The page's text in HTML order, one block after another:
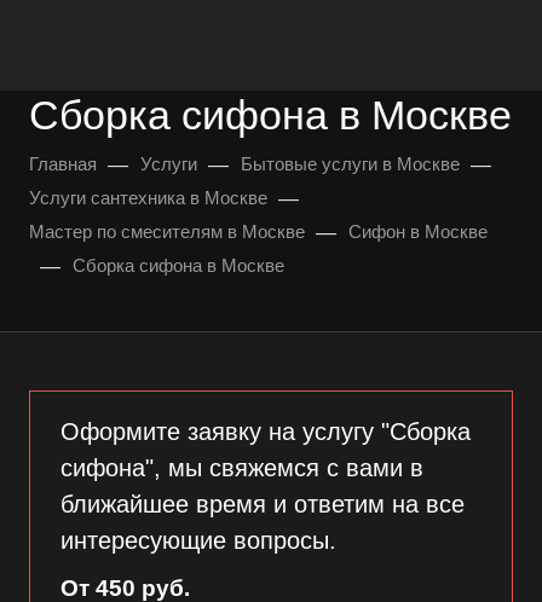
Сборка сифона в Москве
Главная — Услуги — Бытовые услуги в Москве —
Услуги сантехника в Москве —
Мастер по смесителям в Москве — Сифон в Москве
— Сборка сифона в Москве
Оформите заявку на услугу "Сборка
сифона", мы свяжемся с вами в
ближайшее время и ответим на все
интересующие вопросы.
От 450 руб.